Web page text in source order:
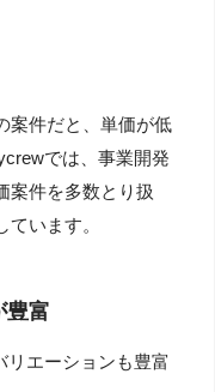
案件だと、単価が低
では、事業開発
案件を多数とり扱
います。
豊富
リエーションも豊富